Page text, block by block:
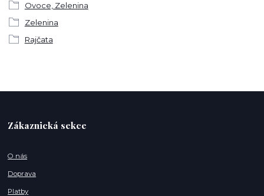
Ovoce, Zelenina
Zelenina
Rajčata
Zákaznická sekce
O nás
Doprava
Platby